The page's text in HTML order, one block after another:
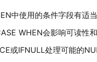
中使用的条件字段有适
WHEN会影响可读性
或IFNULL处理可能的